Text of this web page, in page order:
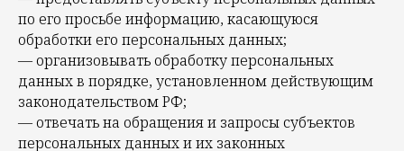
по его просьбе информацию, касающуюся
обработки его персональных данных;
— организовывать обработку персональных
данных в порядке, установленном действующим
законодательством РФ;
— отвечать на обращения и запросы субъектов
персональных данных и их законных